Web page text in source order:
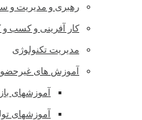
رهبری و مدیریت و
کار آفرینی و کسب و
مدیریت تکنولوژی
آموزش های
آموزشهای
آموزشهای